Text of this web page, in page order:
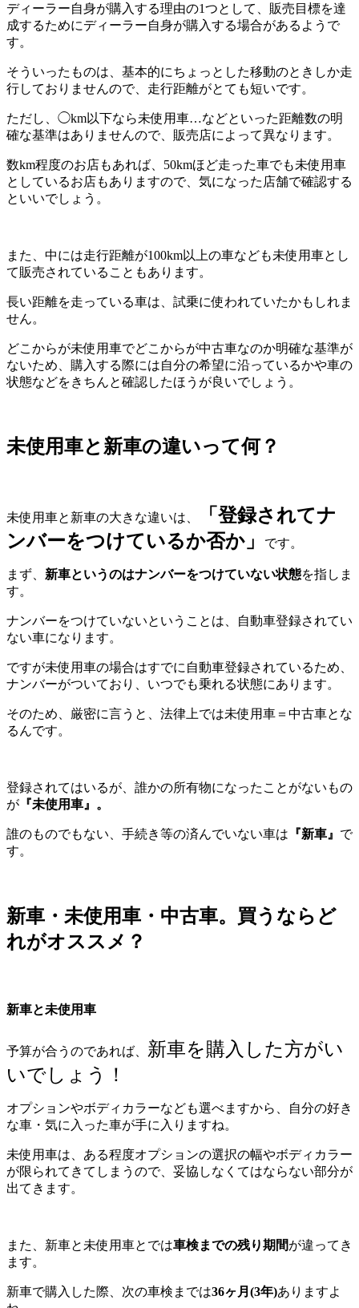
ディーラー自身が購入する理由の1つとして、販売目標を達
成するためにディーラー自身が購入する場合があるようで
す。
そういったものは、基本的にちょっとした移動のときしか走
行しておりませんので、走行距離がとても短いです。
ただし、◯km以下なら未使用車…などといった距離数の明
確な基準はありませんので、販売店によって異なります。
数km程度のお店もあれば、50kmほど走った車でも未使用車
としているお店もありますので、気になった店舗で確認する
といいでしょう。
また、中には走行距離が100km以上の車なども未使用車とし
て販売されていることもあります。
長い距離を走っている車は、試乗に使われていたかもしれま
せん。
どこからが未使用車でどこからが中古車なのか明確な基準が
ないため、購入する際には自分の希望に沿っているかや車の
状態などをきちんと確認したほうが良いでしょう。
未使用車と新車の違いって何？
未使用車と新車の大きな違いは、
「登録されてナ
ンバーをつけているか否か」
です。
まず、 新車というのはナンバーをつけていない状態を指しま
す。
ナンバーをつけていないということは、自動車登録されてい
ない車になります。
ですが未使用車の場合はすでに自動車登録されているため、
ナンバーがついており、いつでも乗れる状態にあります。
そのため、厳密に言うと、法律上では未使用車＝中古車とな
るんです。
登録されてはいるが、誰かの所有物になったことがないもの
が 『未使用車』。
誰のものでもない、手続き等の済んでいない車は 『新車』 で
す。
新車・未使用車・中古車。買うならど
れがオススメ？
新車と未使用車
予算が合うのであれば、 新車を購入した方がい
いでしょう！
オプションやボディカラーなども選べますから、自分の好き
な車・気に入った車が手に入りますね。
未使用車は、ある程度オプションの選択の幅やボディカラー
が限られてきてしまうので、妥協しなくてはならない部分が
出てきます。
また、新車と未使用車とでは車検までの残り期間が違ってき
ます。
新車で購入した際、次の車検までは36ヶ月(3年)ありますよ